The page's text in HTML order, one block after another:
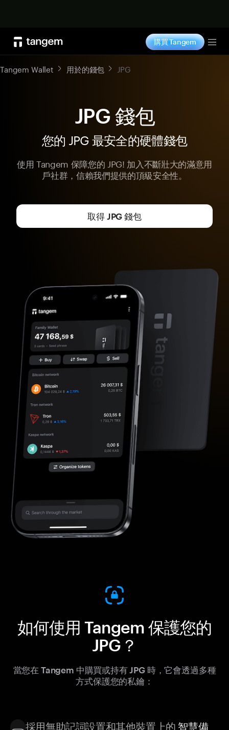
購買 Tangem
Tangem Wallet 用於的錢包 JPG
JPG 錢包
您的 JPG 最安全的硬體錢包
使用 Tangem 保障您的 JPG! 加入不斷壯大的滿意用
戶社群，信賴我們提供的頂級安全性。
取得 JPG 錢包
如何使用 Tangem 保護您的
JPG？
當您在 Tangem 中購買或持有 JPG 時，它會透過多種
方式保護您的私鑰：
採用無助記詞設置和其他裝置上的 智慧備